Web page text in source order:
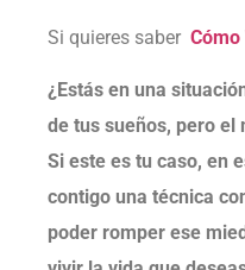
Si quieres saber
¿Estás en una
de tus sueños, pero el
Si este es tu caso, en
contigo una técnica
poder romper ese